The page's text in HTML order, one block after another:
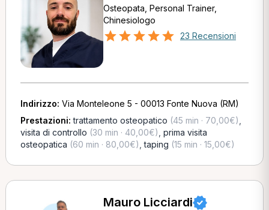
Osteopata, Personal Trainer,
Chinesiologo
23 Recensioni
Indirizzo: Via Monteleone 5 - 00013 Fonte Nuova (RM)
Prestazioni:trattamento osteopatico (45 min · 70,00€)
visita di controllo (30 min · 40,00€) prima visita
osteopatica (60 min · 80,00€) ,taping (15 min · 15,00€)
Mauro Licciardi